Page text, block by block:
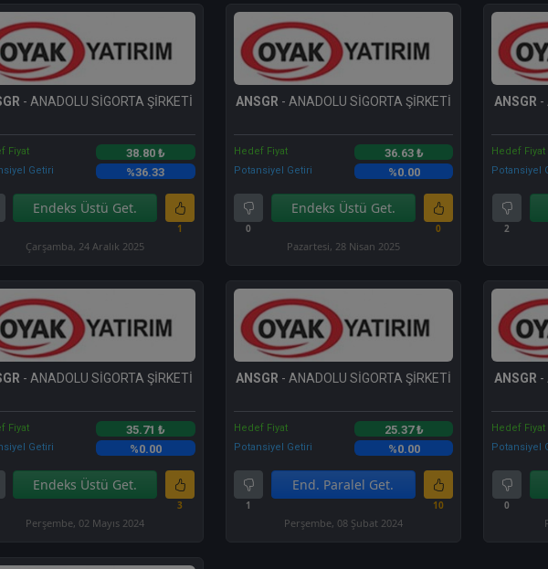
- ANADOLU SİGORTA ŞİRKETİ
Fiyat 38.80 ₺
Getiri %36.33
Endeks Üstü Get.
1
Çarşamba, 24 Aralık 2025
ANSGR - ANADOLU SİGORTA ŞİRKETİ
Hedef Fiyat 36.63 ₺
Potansiyel Getiri %0.00
0
Endeks Üstü Get.
0
Pazartesi, 28 Nisan 2025
ANSGR -
Hedef Fiyat
Potansiyel
2
- ANADOLU SİGORTA ŞİRKETİ
Fiyat 35.71 ₺
Getiri %0.00
Endeks Üstü Get.
3
Perşembe, 02 Mayıs 2024
ANSGR - ANADOLU SİGORTA ŞİRKETİ
Hedef Fiyat 25.37 ₺
Potansiyel Getiri %0.00
1
End. Paralel Get.
10
Perşembe, 08 Şubat 2024
ANSGR -
Hedef Fiyat
Potansiyel
0